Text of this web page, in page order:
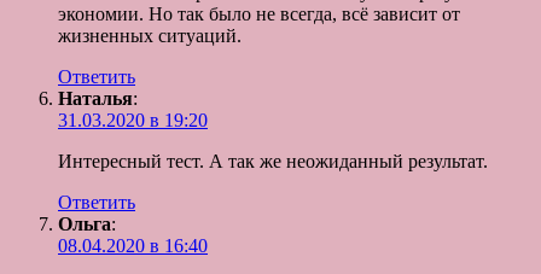
экономии. Но так было не всегда, всё зависит от
жизненных ситуаций.
Ответить
Наталья:
31.03.2020 в 19:20
Интересный тест. А так же неожиданный результат.
Ответить
Ольга:
08.04.2020 в 16:40